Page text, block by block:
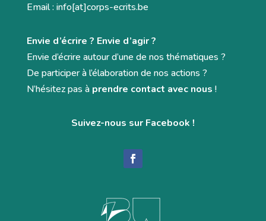
Email : info[at]corps-ecrits.be
Envie d’écrire ? Envie d’agir ?
Envie d’écrire autour d’une de nos thématiques ?
De participer à l’élaboration de nos actions ?
N’hésitez pas à prendre contact avec nous !
Suivez-nous sur Facebook !